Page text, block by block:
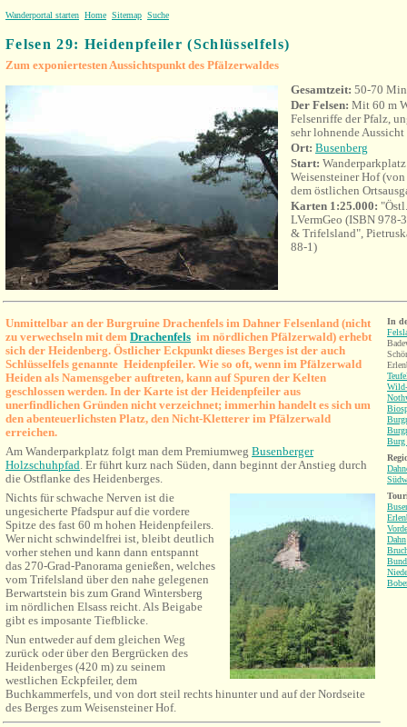
Wanderportal starten Home Sitemap Suche
Felsen 29: Heidenpfeiler (Schlüsselfels)
Zum exponiertesten Aussichtspunkt des Pfälzerwaldes
Gesamtzeit: 50-70
Der Felsen: Mit 60 m
Felsenriffe der Pfalz,
sehr lohnende
Ort: Busenberg
Start:
Weisensteiner Hof
dem östlichen
Karten 1:25.000:
LVermGeo (ISBN 978-
& Trifelsland",
88-1)
Unmittelbar an der Burgruine Drachenfels im Dahner Felsenland (nicht
zu verwechseln mit dem Drachenfels im nördlichen Pfälzerwald) erhebt
sich der Heidenberg. Östlicher Eckpunkt dieses Berges ist der auch
Schlüsselfels genannte Heidenpfeiler. Wie so oft, wenn im Pfälzerwald
Heiden als Namensgeber auftreten, kann auf Spuren der Kelten
geschlossen werden. In der Karte ist der Heidenpfeiler aus
unerfindlichen Gründen nicht verzeichnet; immerhin handelt es sich um
den abenteuerlichsten Platz, den Nicht-Kletterer im Pfälzerwald
erreichen.
Am Wanderparkplatz folgt man dem Premiumweg Busenberger
Holzschuhpfad. Er führt kurz nach Süden, dann beginnt der Anstieg durch
die Ostflanke des Heidenberges.
Nichts für schwache Nerven ist die
ungesicherte Pfadspur auf die vordere
Spitze des fast 60 m hohen Heidenpfeilers.
Wer nicht schwindelfrei ist, bleibt deutlich
vorher stehen und kann dann entspannt
das 270-Grad-Panorama genießen, welches
vom Trifelsland über den nahe gelegenen
Berwartstein bis zum Grand Wintersberg
im nördlichen Elsass reicht. Als Beigabe
gibt es imposante Tiefblicke.
Nun entweder auf dem gleichen Weg
zurück oder über den Bergrücken des
Heidenberges (420 m) zu seinem
westlichen Eckpfeiler, dem
Buchkammerfels, und von dort steil rechts hinunter und auf der Nordseite
des Berges zum Weisensteiner Hof.
In
Burg
Dahn